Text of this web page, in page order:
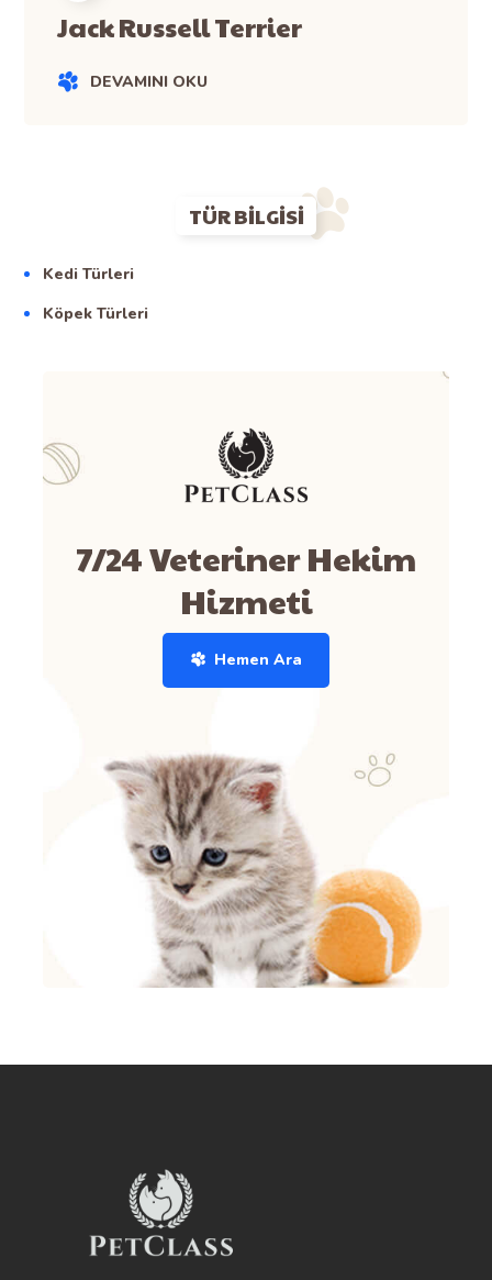
Jack Russell Terrier
DEVAMINI OKU
TÜR BILGISI
Kedi Türleri
Köpek Türleri
7/24 Veteriner Hekim
Hizmeti
Hemen Ara